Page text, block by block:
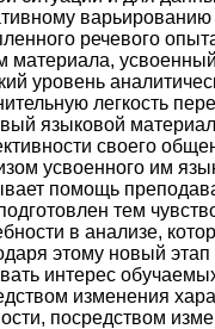
речевого
материала,
уровень
легкость
языковой
своего
усвоенного им
помощь
тем
в анализе,
этому новый
интерес
изменения
посредством